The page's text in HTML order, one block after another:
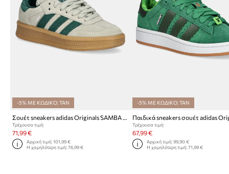
-5% ΜΕ ΚΩΔΙΚΟ: TAN
Σουέτ sneakers adidas Originals SAMBA XLG
Τρέχουσα τιμή:
71,99 €
Αρχική τιμή:101,99 €
Η χαμηλότερη τιμή:76,99 €
-5% ΜΕ ΚΩΔΙΚΟ: TAN
Τρέχουσα τιμή:
67,99 €
Αρχική τιμή: 99,90 €
Η χαμηλότερη τιμή: 71,99 €